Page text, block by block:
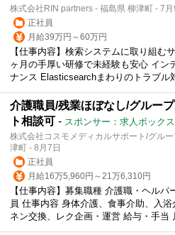
株式会社RIN partners - 福島県 柳津町 - 7月
正社員
月給39万円～60万円
【仕事内容】検索システムに取り組む
ヶ月の手厚い研修で未経験も安心 イン
ナンス Elasticsearchまわりのトラブル
介護職員/残業ほぼなし/グルー
ト相談可 - スポンサー：求人ボックス
株式会社コスモメディカルサポート/グル
津町 - 8月7日
正社員
月給16万5,960円～21万6,310円
【仕事内容】募集職種 介護職・ヘル
員 仕事内容 身体介護、食事介助、入
ネン交換、レク企画・運営 給与・手当